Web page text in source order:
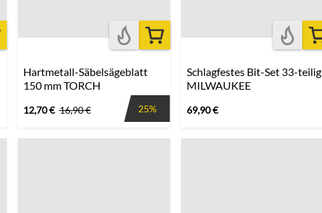
Hartmetall-Säbelsägeblatt
150 mm TORCH
12,70€ 16,90€ 25%
Schlagfestes Bit-Set 33-teilig
MILWAUKEE
69,90€